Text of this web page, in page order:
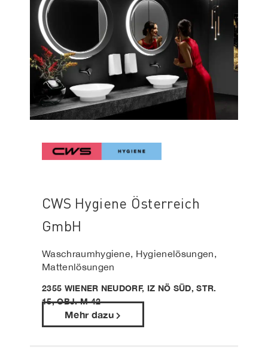
CWS Hygiene Österreich
GmbH
Waschraumhygiene, Hygienelösungen,
Mattenlösungen
2355 WIENER NEUDORF, IZ NÖ SÜD, STR.
15, OBJ. M 42
Mehr dazu